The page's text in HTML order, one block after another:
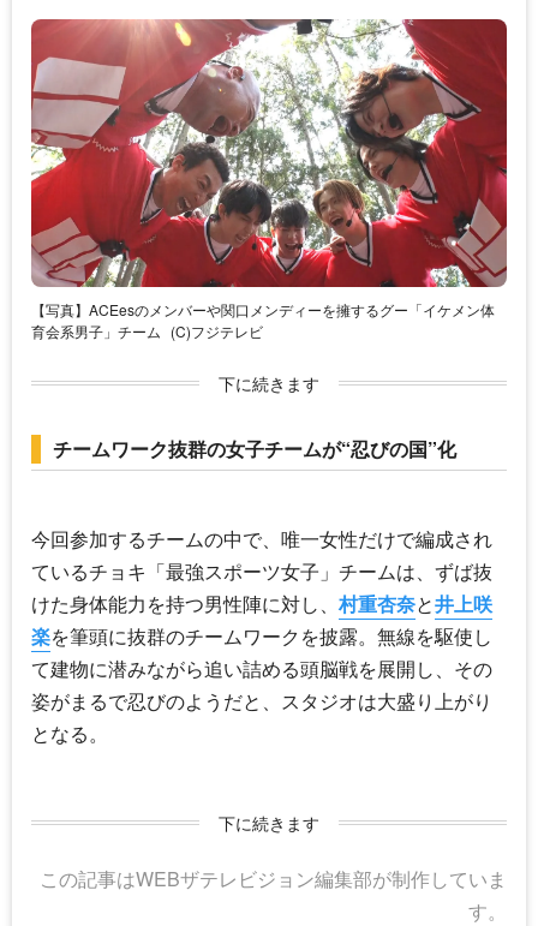
【写真】ACEesのメンバーや関口メンディーを擁するグー「イケメン体
育会系男子」チーム (C)フジテレビ
下に続きます
チームワーク抜群の女子チームが“忍びの国”化
今回参加するチームの中で、唯一女性だけで編成され
ているチョキ「最強スポーツ女子」チームは、ずば抜
けた身体能力を持つ男性陣に対し、 村重杏奈と井上咲
楽を筆頭に抜群のチームワークを披露。無線を駆使し
て建物に潜みながら追い詰める頭脳戦を展開し、その
姿がまるで忍びのようだと、スタジオは大盛り上がり
となる。
下に続きます
この記事はWEBザテレビジョン編集部が制作していま
す。